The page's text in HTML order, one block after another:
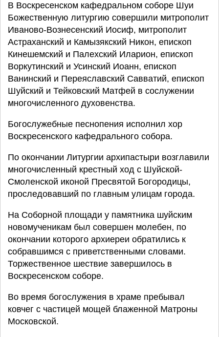
В Воскресенском кафедральном соборе Шуи
Божественную литургию совершили митрополит
Иваново-Вознесенский Иосиф, митрополит
Астраханский и Камызякский Никон, епископ
Кинешемский и Палехский Иларион, епископ
Воркутинский и Усинский Иоанн, епископ
Ванинский и Переяславский Савватий, епископ
Шуйский и Тейковский Матфей в сослужении
многочисленного духовенства.
Богослужебные песнопения исполнил хор
Воскресенского кафедрального собора.
По окончании Литургии архипастыри возглавили
многочисленный крестный ход с Шуйской-
Смоленской иконой Пресвятой Богородицы,
проследовавший по главным улицам города.
На Соборной площади у памятника шуйским
новомученикам был совершен молебен, по
окончании которого архиереи обратились к
собравшимся с приветственными словами.
Торжественное шествие завершилось в
Воскресенском соборе.
Во время богослужения в храме пребывал
ковчег с частицей мощей блаженной Матроны
Московской.